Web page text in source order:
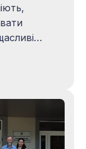
дозвіллєве